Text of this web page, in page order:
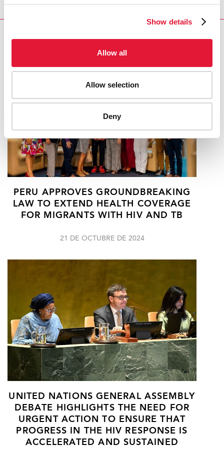
Show details
Allow all
Allow selection
Deny
RELATED
PERU APPROVES GROUNDBREAKING
LAW TO EXTEND HEALTH COVERAGE
FOR MIGRANTS WITH HIV AND TB
21 DE OCTUBRE DE 2024
UNITED NATIONS GENERAL ASSEMBLY
DEBATE HIGHLIGHTS THE NEED FOR
URGENT ACTION TO ENSURE THAT
PROGRESS IN THE HIV RESPONSE IS
ACCELERATED AND SUSTAINED